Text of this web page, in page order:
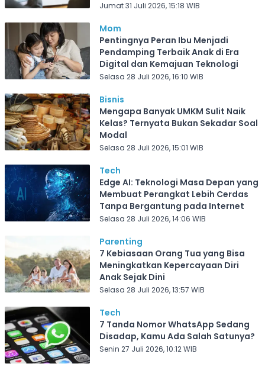
Jumat 31 Juli 2026, 15:18 WIB
Mom
Pentingnya Peran Ibu Menjadi
Pendamping Terbaik Anak di Era
Digital dan Kemajuan Teknologi
Selasa 28 Juli 2026, 16:10 WIB
Bisnis
Mengapa Banyak UMKM Sulit Naik
Kelas? Ternyata Bukan Sekadar Soal
Modal
Selasa 28 Juli 2026, 15:01 WIB
Tech
Edge AI: Teknologi Masa Depan yang
Membuat Perangkat Lebih Cerdas
Tanpa Bergantung pada Internet
Selasa 28 Juli 2026, 14:06 WIB
Parenting
7 Kebiasaan Orang Tua yang Bisa
Meningkatkan Kepercayaan Diri
Anak Sejak Dini
Selasa 28 Juli 2026, 13:57 WIB
Tech
7 Tanda Nomor WhatsApp Sedang
Disadap, Kamu Ada Salah Satunya?
Senin 27 Juli 2026, 10:12 WIB